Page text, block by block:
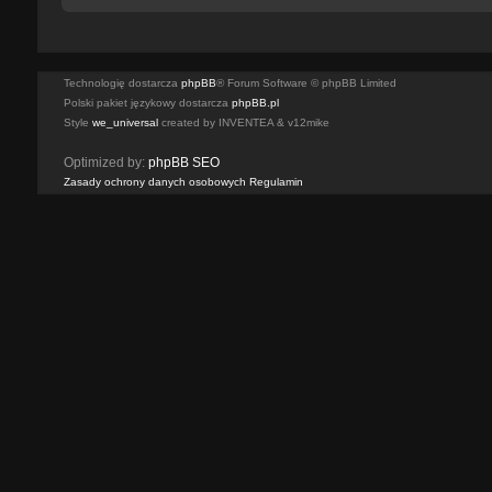
Technologię dostarcza phpBB® Forum Software © phpBB Limited
Polski pakiet językowy dostarcza phpBB.pl
Style we_universalcreated by INVENTEA & v12mike
Optimized by: phpBB SEO
Zasady ochrony danych osobowych Regulamin